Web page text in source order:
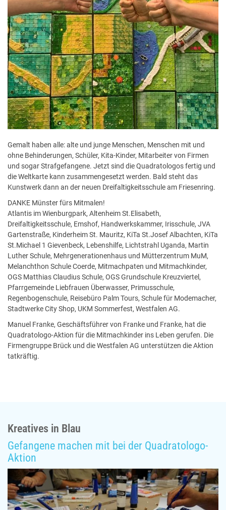
Gemalt haben alle: alte und junge Menschen, Menschen mit und
ohne Behinderungen, Schüler, Kita-Kinder, Mitarbeiter von Firmen
und sogar Strafgefangene. Jetzt sind die Quadratologos fertig und
die Weltkarte kann zusammengesetzt werden. Bald steht das
Kunstwerk dann an der neuen Dreifaltigkeitsschule am Friesenring.
DANKE Münster fürs Mitmalen!
Atlantis im Wienburgpark, Altenheim St.Elisabeth,
Dreifaltigkeitsschule, Emshof, Handwerkskammer, Irisschule, JVA
Gartenstraße, Kinderheim St. Mauritz, KiTa St.Josef Albachten, KiTa
St.Michael 1 Gievenbeck, Lebenshilfe, Lichtstrahl Uganda, Martin
Luther Schule, Mehrgenerationenhaus und Mütterzentrum MuM,
Melanchthon Schule Coerde, Mitmachpaten und Mitmachkinder,
OGS Matthias Claudius Schule, OGS Grundschule Kreuzviertel,
Pfarrgemeinde Liebfrauen Überwasser, Primusschule,
Regenbogenschule, Reisebüro Palm Tours, Schule für Modemacher,
Stadtwerke City Shop, UKM Sommerfest, Westfalen AG.
Manuel Franke, Geschäftsführer von Franke und Franke, hat die
Quadratologo-Aktion für die Mitmachkinder ins Leben gerufen. Die
Firmengruppe Brück und die Westfalen AG unterstützen die Aktion
tatkräftig.
Kreatives in Blau
Gefangene machen mit bei der Quadratologo-
Aktion